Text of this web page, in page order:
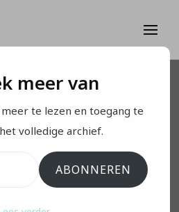
NAAR DE PAMIRS
grens
meer van
te lezen en toegang te
volledige archief.
ABONNEREN